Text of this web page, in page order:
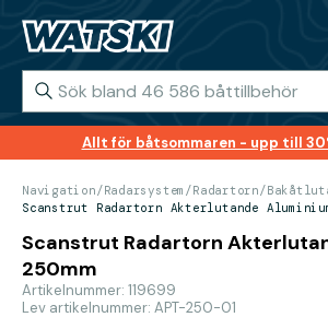
Allt för båtsommaren - upp till
Navigation/Radarsystem /Radartorn/
Scanstrut Radartorn Akterlutande Aluminium
Scanstrut Radartorn
250mm
Artikelnummer: 119699
Lev artikelnummer: APT-250-01